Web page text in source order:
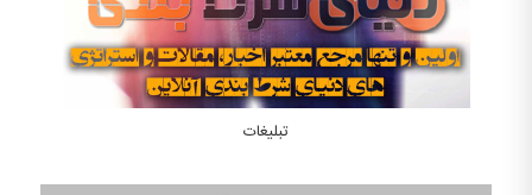
تبلیغات